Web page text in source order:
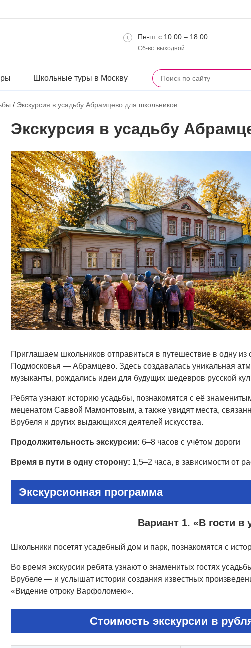
Пн-пт с 10:00 – 18:00
Сб-вс: выходной
Школьные туры в Москву
/ Экскурсия в усадьбу Абрамцево для школьников
Экскурсия в усадьбу
Приглашаем школьников отправиться в путешествие в одну
Подмосковья — Абрамцево. Здесь создавалась уникальная
музыканты, рождались идеи для будущих шедевров русской
Ребята узнают историю усадьбы, познакомятся с её
меценатом Саввой Мамонтовым, а также увидят места,
Врубеля и других выдающихся деятелей искусства.
Продолжительность экскурсии: 6–8 часов с учётом дороги
Время в пути в одну сторону: 1,5–2 часа, в зависимости от
Экскурсионная программа
Вариант 1. «В гости в
Школьники посетят усадебный дом и парк, познакомятся с
Во время экскурсии ребята узнают о знаменитых гостях
Врубеле — и услышат истории создания известных
«Видение отроку Варфоломею».
Стоимость экскурсии в